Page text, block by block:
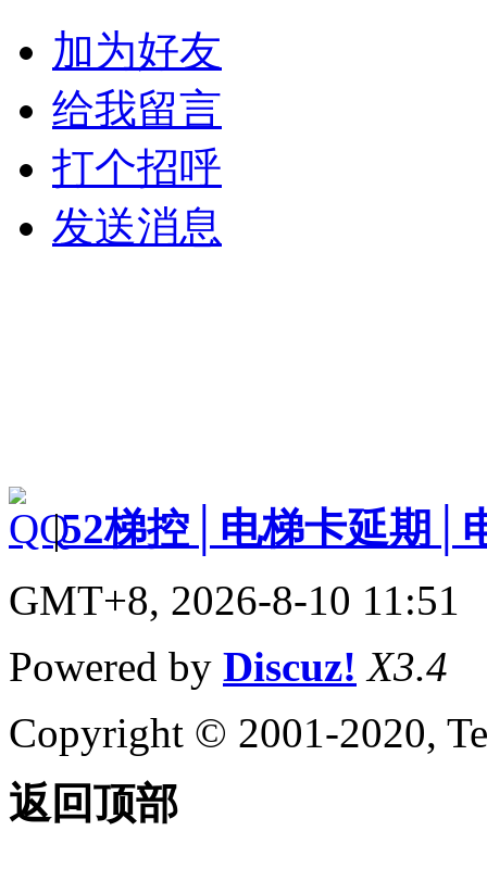
加为好友
给我留言
打个招呼
发送消息
|52梯控│电梯卡延期│
GMT+8, 2026-8-10 11:51
Powered by Discuz! X3.4
Copyright © 2001-2020,
返回顶部